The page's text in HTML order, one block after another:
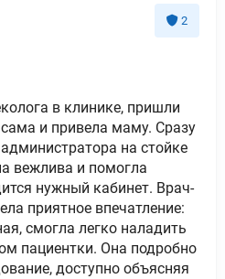
2
в клинике, пришли
и привела маму. Сразу
на стойке
вежлива и помогла
нужный кабинет. Врач-
приятное впечатление:
смогла легко наладить
пациентки. Она подробно
доступно объясняя